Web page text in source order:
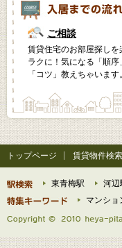
ご相談
賃貸住宅のお部屋探しを
ラクに！気になる「順序
「コツ」教えちゃいます。
トップページ 賃貸物件検索
東青梅駅 河辺
マンショ